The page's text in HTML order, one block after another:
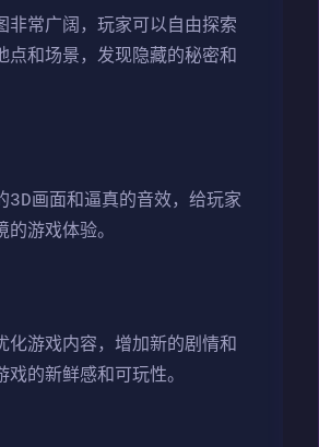
非常广阔，玩家可以自由探索
点和场景，发现隐藏的秘密和
3D画面和逼真的音效，给玩家
的游戏体验。
化游戏内容，增加新的剧情和
戏的新鲜感和可玩性。